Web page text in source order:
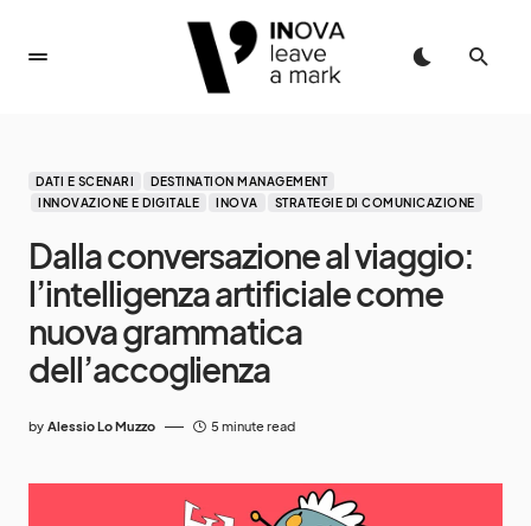
DATI E SCENARI
DESTINATION MANAGEMENT
INNOVAZIONE E DIGITALE
INOVA STRATEGIE DI COMUNICAZIONE
Dalla conversazione al viaggio:
l’intelligenza artificiale come
nuova grammatica
dell’accoglienza
by Alessio Lo Muzzo 5 minute read